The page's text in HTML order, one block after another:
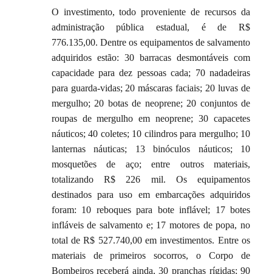
O investimento, todo proveniente de recursos da
administração pública estadual, é de R$
776.135,00. Dentre os equipamentos de salvamento
adquiridos estão: 30 barracas desmontáveis com
capacidade para dez pessoas cada; 70 nadadeiras
para guarda-vidas; 20 máscaras faciais; 20 luvas de
mergulho; 20 botas de neoprene; 20 conjuntos de
roupas de mergulho em neoprene; 30 capacetes
náuticos; 40 coletes; 10 cilindros para mergulho; 10
lanternas náuticas; 13 binóculos náuticos; 10
mosquetões de aço; entre outros materiais,
totalizando R$ 226 mil. Os equipamentos
destinados para uso em embarcações adquiridos
foram: 10 reboques para bote inflável; 17 botes
infláveis de salvamento e; 17 motores de popa, no
total de R$ 527.740,00 em investimentos. Entre os
materiais de primeiros socorros, o Corpo de
Bombeiros receberá ainda, 30 pranchas rígidas; 90